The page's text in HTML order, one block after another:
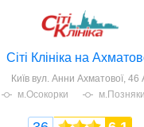
Сіті Клініка на
Київ вул. Анни Ахматової, 46
м.Осокорки
м.Позняки